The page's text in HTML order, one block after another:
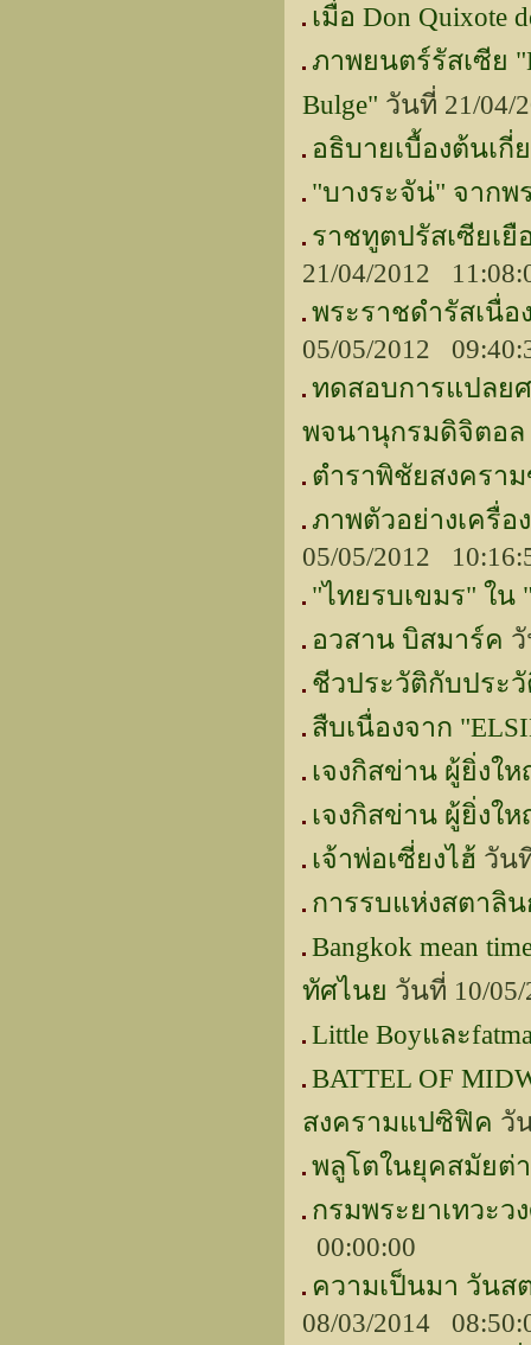
เมื่อ Don Quixote
ภาพยนตร์รัสเซีย
Bulge" วันที่ 21/04/
อธิบายเบื้องต้นเ
"บางระจัน่" จากพ
ราชทูตปรัสเซียเ
21/04/2012
พระราชดำรัสเนื่
05/05/2012
ทดสอบการแปลย
พจนานุกรมดิจิตอล
ตำราพิชัยสงครา
ภาพตัวอย่างเครื่
05/05/2012
"ไทยรบเขมร" ใน
อวสาน บิสมาร์ค
ชีวประวัติกับประ
สืบเนื่องจาก
เจงกิสข่าน ผู้ยิ่งใ
เจงกิสข่าน ผู้ยิ่งใ
เจ้าพ่อเซี่ยงไฮ้ วัน
การรบแห่งสตาลิ
Bangkok mean
ทัศไนย วันที่ 10/
Little Boyและ
BATTEL OF
สงครามแปซิฟิค วั
พลูโตในยุคสมัยต่า
กรมพระยาเทวะว
00:00:00
ความเป็นมา วันส
08/03/2014